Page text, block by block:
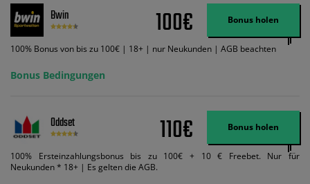
Wett-Credits aus. Es gelten die AGB, Zeitlimits und Ausnahmen. Der Bonus-
Code VIPANGEBOT kann während der Anmeldung benutzt werden, jedoch
ändert dies den Angebotsbetrag in keinster Weise.
Bwin 100€ Bonus holen
100% Bonus von bis zu 100€ | 18+ | nur Neukunden | AGB beachten
Bonus Bedingungen
Oddset 110€ Bonus holen
100% Ersteinzahlungsbonus bis zu 100€ + 10 € Freebet. Nur für
Neukunden * 18+ | Es gelten die AGB.